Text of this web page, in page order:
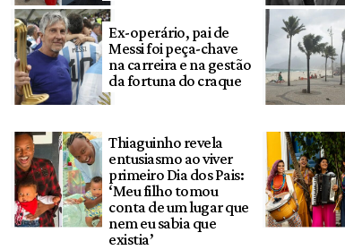
Ex-operário, pai de
Messi foi peça-chave
na carreira e na gestão
da fortuna do craque
Thiaguinho revela
entusiasmo ao viver
primeiro Dia dos Pais:
‘Meu filho tomou
conta de um lugar que
nem eu sabia que
existia’